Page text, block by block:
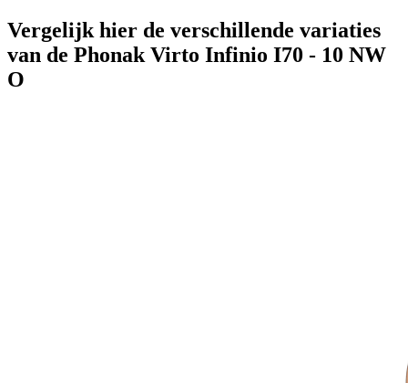
Vergelijk hier de verschillende variaties
van de Phonak Virto Infinio I70 - 10 NW
O